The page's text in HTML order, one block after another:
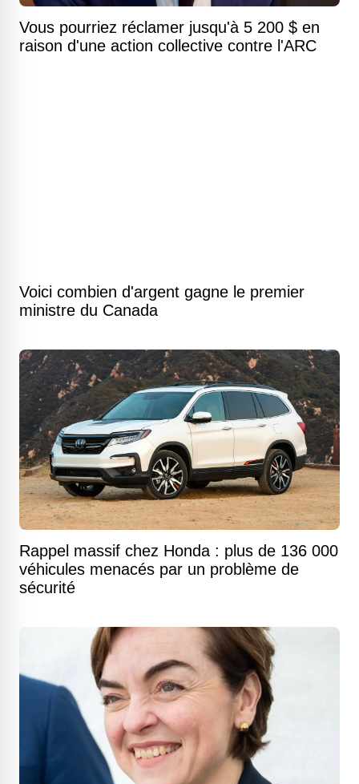
Vous pourriez réclamer jusqu'à 5 200 $ en
raison d'une action collective contre l'ARC
Voici combien d'argent gagne le premier
ministre du Canada
Rappel massif chez Honda : plus de 136 000
véhicules menacés par un problème de
sécurité